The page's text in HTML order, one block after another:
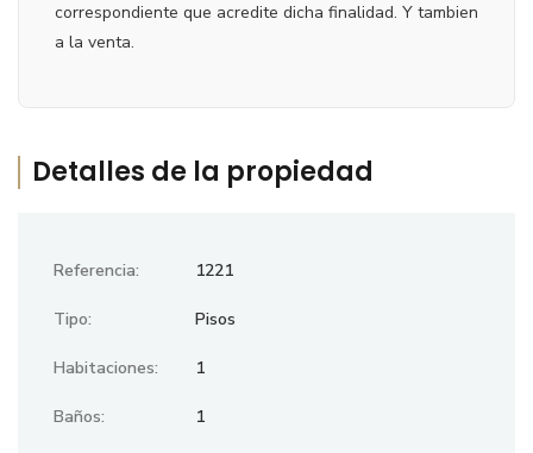
correspondiente que acredite dicha finalidad. Y tambien
a la venta.
Detalles de la propiedad
Referencia: 1221
Tipo: Pisos
Habitaciones: 1
Baños: 1